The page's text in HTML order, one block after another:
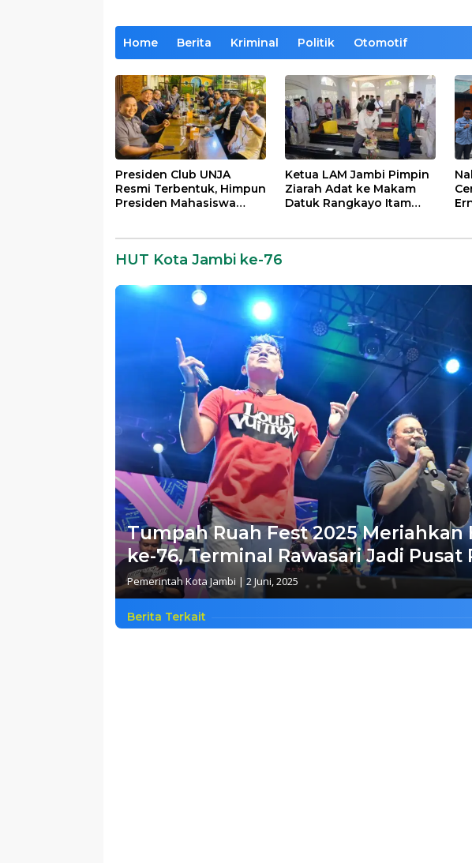
Home Berita Kriminal Politik Otomotif
Presiden Club UNJA
Resmi Terbentuk, Himpun
Presiden Mahasiswa
Ketua LAM Jambi Pimpin
Ziarah Adat ke Makam
Datuk Rangkayo Itam
HUT Kota Jambi ke-76
Tumpah Ruah Fest 2025 Meriahkan
ke-76, Terminal Rawasari Jadi Pusat
Pemerintah Kota Jambi | 2 Juni, 2025
Berita Terkait